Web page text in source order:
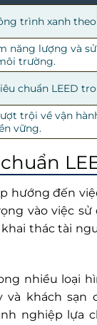
trình xanh theo
năng lượng và
trường.
chuẩn LEED
trội về vận
vững.
hướng đến
vào việc
thác tài
nhiều loại
khách sạn
nghiệp lựa